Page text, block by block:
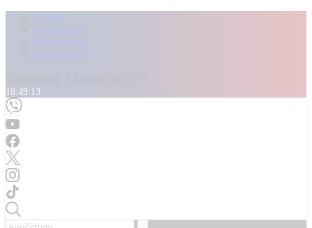
Αρχική
Kontra Live
Καταγγελίες
Επικοινωνία
18:49:14